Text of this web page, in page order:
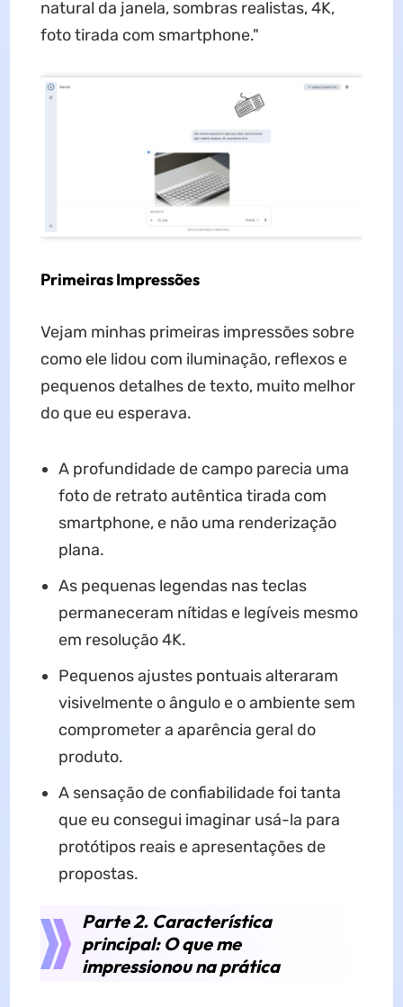
natural da janela, sombras realistas, 4K,
foto tirada com smartphone."
Primeiras Impressões
Vejam minhas primeiras impressões sobre
como ele lidou com iluminação, reflexos e
pequenos detalhes de texto, muito melhor
do que eu esperava.
A profundidade de campo parecia uma
foto de retrato autêntica tirada com
smartphone, e não uma renderização
plana.
As pequenas legendas nas teclas
permaneceram nítidas e legíveis mesmo
em resolução 4K.
Pequenos ajustes pontuais alteraram
visivelmente o ângulo e o ambiente sem
comprometer a aparência geral do
produto.
A sensação de confiabilidade foi tanta
que eu consegui imaginar usá-la para
protótipos reais e apresentações de
propostas.
Parte 2. Característica
principal: O que me
impressionou na prática